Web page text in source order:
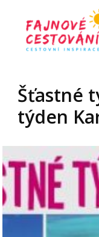
Šťastné
týden